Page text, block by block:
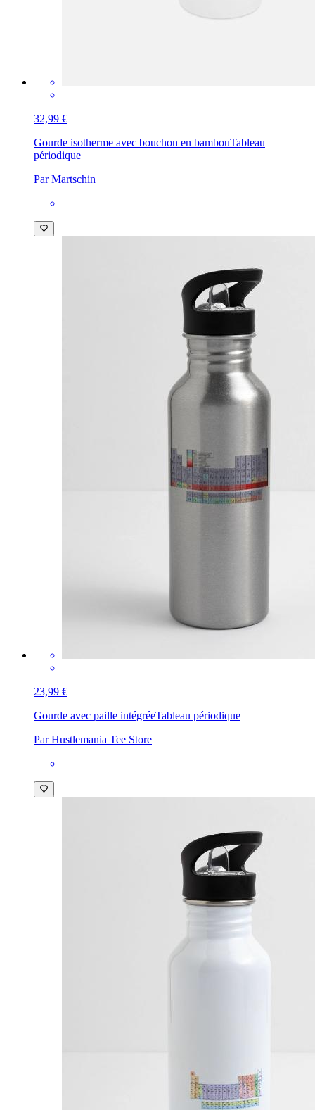
32,99 €
Gourde isotherme avec bouchon en bambouTableau
périodique
Par Martschin
23,99 €
Gourde avec paille intégréeTableau périodique
Par Hustlemania Tee Store